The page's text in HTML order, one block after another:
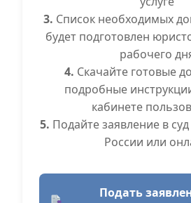
3. Список необходимых
будет подготовлен
рабочего
4. Скачайте готовые
подробные
кабинете
5. Подайте заявление в
России или
Подать